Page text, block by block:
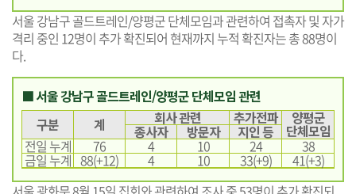
서울 강남구 골드트레인/양평군 단체모임과 관련하여 접촉자 및 자가
격리 중인 12명이 추가 확진되어 현재까지 누적 확진자는 총 88명이
다.
■ 서울 강남구 골드트레인/양평군 단체모임 관련
구분
계 회사 관련 추가전파 양평군
단체모임
종사자 방문자 지인 등
전일 누계 76 4 10 24 38
금일 누계 88(+12) 4 10 33(+9)
41(+3)